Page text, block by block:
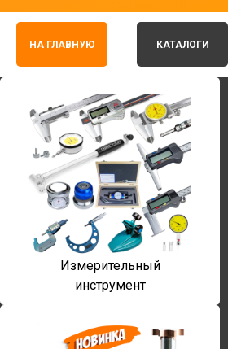
НА ГЛАВНУЮ КАТАЛОГИ
Измерительный
инструмент